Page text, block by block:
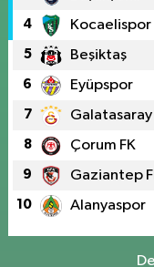
4 Kocaelispor
5 Beşiktaş
6 Eyüpspor
7 Galatasaray
8 Çorum FK
9 Gaziantep
10 Alanyaspor